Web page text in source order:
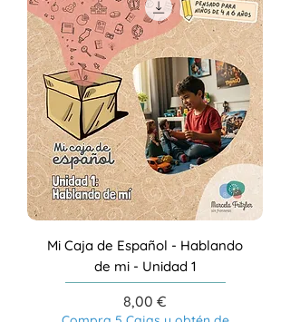
Mi Caja de Español - Hablando
de mi - Unidad 1
Precio
8,00 €